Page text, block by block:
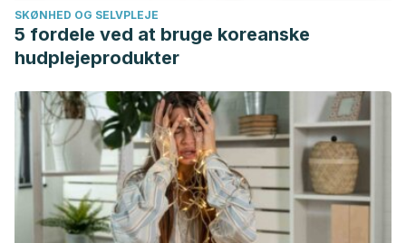
SKØNHED OG SELVPLEJE
5 fordele ved at bruge koreanske
hudplejeprodukter